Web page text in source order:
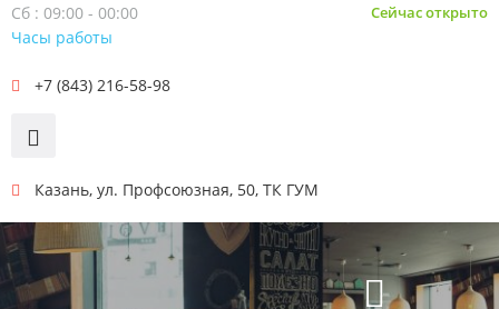
+7 (843) 216-58-98
Казань, ул. Профсоюзная, 50, ТК ГУМ
Сейчас открыто
Сб : 09:00 - 00:00
Часы работы